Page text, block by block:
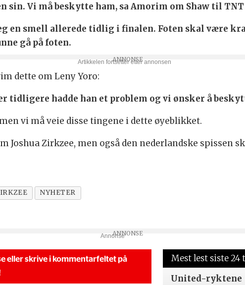
sin. Vi må beskytte ham, sa Amorim om Shaw til TNT
en smell allerede tidlig i finalen. Foten skal være
gå på foten.
dette om Leny Yoro:
tidligere hadde han et problem og vi ønsker å
vi må veie disse tingene i dette øyeblikket.
Zirkzee, men også den nederlandske spissen
NYHETER
Annonse
eller skrive i kommentarfeltet på
Mest lest siste 24
United-ryktene